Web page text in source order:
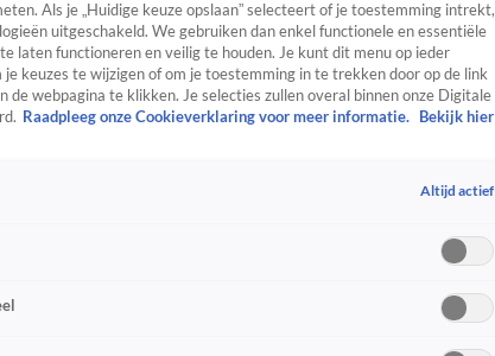
Als je „Huidige keuze opslaan” selecteert of je toestemming intrekt,
uitgeschakeld. We gebruiken dan enkel functionele en essentiële
laten functioneren en veilig te houden. Je kunt dit menu op ieder
je keuzes te wijzigen of om je toestemming in te trekken door op de link
de webpagina te klikken. Je selecties zullen overal binnen onze Digitale
Raadpleeg onze Cookieverklaring voor meer informatie.
Bekijk hier
Altijd actief